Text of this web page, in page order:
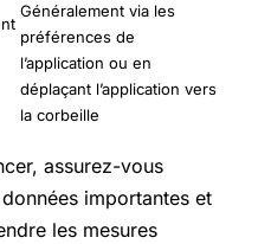
Généralement via les
préférences de
l’application ou en
déplaçant l’application vers
la corbeille
assurez-vous
importantes et
les mesures